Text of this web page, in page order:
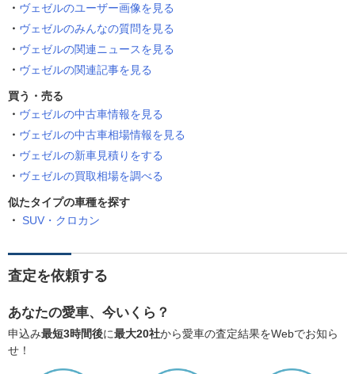
ヴェゼルのユーザー画像を見る
ヴェゼルのみんなの質問を見る
ヴェゼルの関連ニュースを見る
ヴェゼルの関連記事を見る
買う・売る
ヴェゼルの中古車情報を見る
ヴェゼルの中古車相場情報を見る
ヴェゼルの新車見積りをする
ヴェゼルの買取相場を調べる
似たタイプの車種を探す
SUV・クロカン
査定を依頼する
あなたの愛車、今いくら？
申込み最短3時間後に最大20社から愛車の査定結果をWebでお知ら
せ！